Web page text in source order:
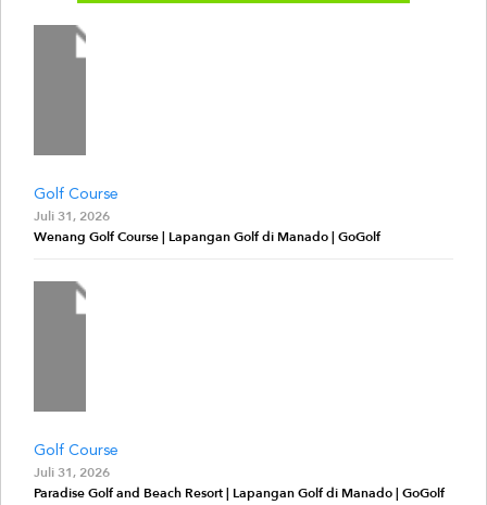
Golf Course
Juli 31, 2026
Wenang Golf Course | Lapangan Golf di Manado | GoGolf
Golf Course
Juli 31, 2026
Paradise Golf and Beach Resort | Lapangan Golf di Manado | GoGolf